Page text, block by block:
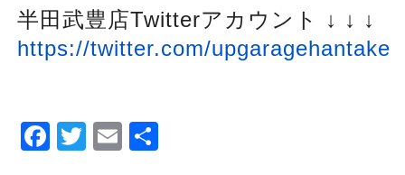
半田武豊店Twitterアカウント ↓ ↓ ↓
https://twitter.com/upgaragehantake
Facebook
Twitter
EmailShare